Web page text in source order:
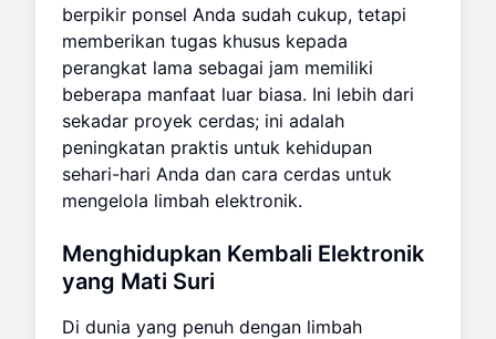
berpikir ponsel Anda sudah cukup, tetapi
memberikan tugas khusus kepada
perangkat lama sebagai jam memiliki
beberapa manfaat luar biasa. Ini lebih dari
sekadar proyek cerdas; ini adalah
peningkatan praktis untuk kehidupan
sehari-hari Anda dan cara cerdas untuk
mengelola limbah elektronik.
Menghidupkan Kembali Elektronik
yang Mati Suri
Di dunia yang penuh dengan limbah